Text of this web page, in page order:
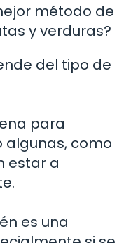
método de
y verduras?
del tipo de
para
algunas, como
estar a
es una